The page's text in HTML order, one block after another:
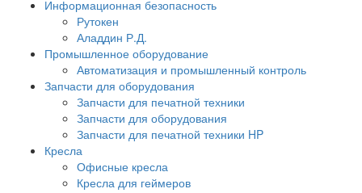
Информационная безопасность
Рутокен
Аладдин Р.Д.
Промышленное оборудование
Автоматизация и промышленный контроль
Запчасти для оборудования
Запчасти для печатной техники
Запчасти для оборудования
Запчасти для печатной техники HP
Кресла
Офисные кресла
Кресла для геймеров